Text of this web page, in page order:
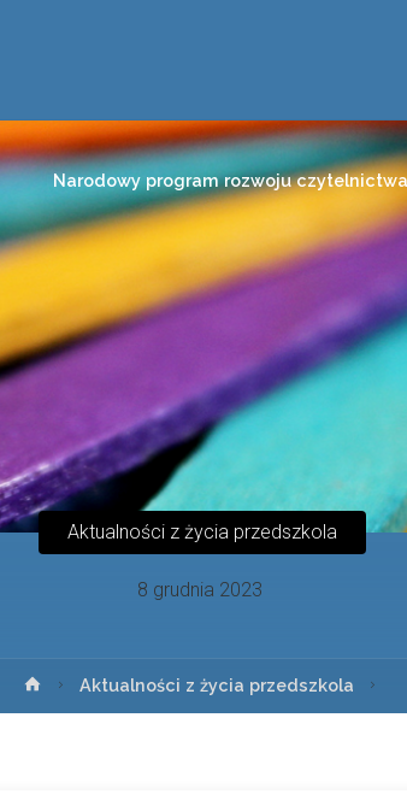
Narodowy program rozwoju
8 grudnia 2023
Aktualności z życia przedszkola
Aktualności z życia przedszkola